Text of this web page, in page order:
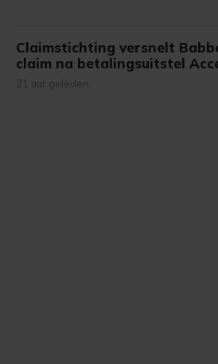
Claimstichting versnelt
claim na betalingsuitstel
21 uur geleden